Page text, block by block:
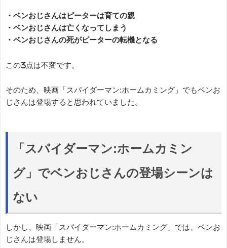
・ベンおじさんはピーターは育ての親
・ベンおじさんは亡くなってしまう
・ベンおじさんの死がピーターの転機となる
この3点は不変です。
そのため、映画「スパイダーマン:ホームカミング」でもベンお
じさんは登場すると思われていました。
「スパイダーマン:ホームカミン
グ」でベンおじさんの登場シーンは
ない
しかし、映画「スパイダーマン:ホームカミング」では、ベンお
じさんは登場しません。